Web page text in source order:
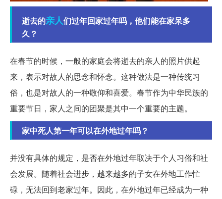
逝去的亲人们过年回家过年吗，他们能在家呆多
久？
在春节的时候，一般的家庭会将逝去的亲人的照片供起
来，表示对故人的思念和怀念。这种做法是一种传统习
俗，也是对故人的一种敬仰和喜爱。春节作为中华民族的
重要节日，家人之间的团聚是其中一个重要的主题。
家中死人第一年可以在外地过年吗？
并没有具体的规定，是否在外地过年取决于个人习俗和社
会发展。随着社会进步，越来越多的子女在外地工作忙
碌，无法回到老家过年。因此，在外地过年已经成为一种